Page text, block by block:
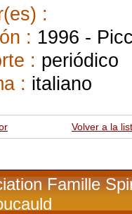
:
: 1996 -
: periódico
: italiano
Volver a la
Famille